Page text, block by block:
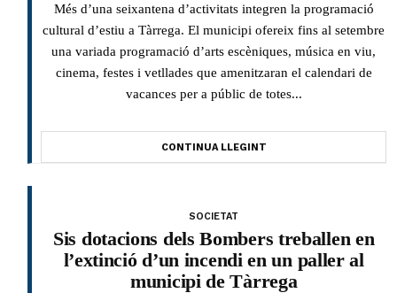
Més d’una seixantena d’activitats integren la programació
cultural d’estiu a Tàrrega. El municipi ofereix fins al setembre
una variada programació d’arts escèniques, música en viu,
cinema, festes i vetllades que amenitzaran el calendari de
vacances per a públic de totes...
CONTINUA LLEGINT
SOCIETAT
Sis dotacions dels Bombers treballen en
l’extinció d’un incendi en un paller al
municipi de Tàrrega